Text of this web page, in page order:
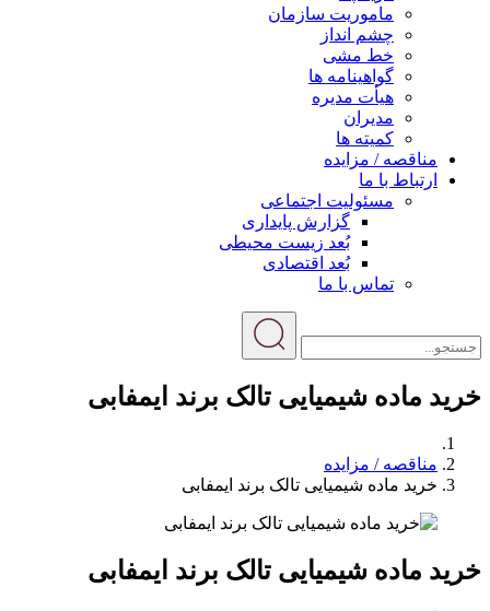
ماموریت سازمان
چشم انداز
خط مشی
گواهینامه ها
هیأت مدیره
مدیران
کمیته ها
مناقصه / مزایده
ارتباط با ما
مسئولیت اجتماعی
گزارش پایداری
بُعد زیست محیطی
بُعد اقتصادی
تماس با ما
خرید ماده شیمیایی تالک برند ایمفابی
مناقصه / مزایده
خرید ماده شیمیایی تالک برند ایمفابی
خرید ماده شیمیایی تالک برند ایمفابی